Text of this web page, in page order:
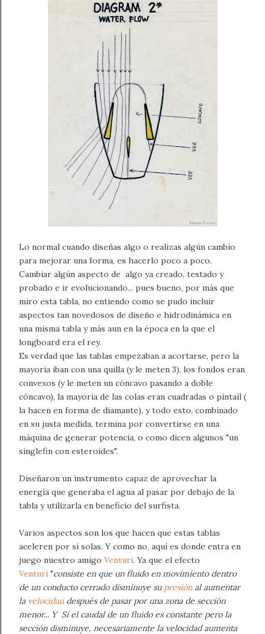
Lo normal cuando diseñas algo o realizas algún cambio
para mejorar una forma, es hacerlo poco a poco.
Cambiar algún aspecto de algo ya creado, testado y
probado e ir evolucionando... pues bueno, por más que
miro esta tabla, no entiendo como se pudo incluir
aspectos tan novedosos de diseño e hidrodinámica en
una misma tabla y más aun en la época en la que el
longboard era el rey.
Es verdad que las tablas empezaban a acortarse, pero la
mayoría iban con una quilla (y le meten 3), los fondos eran
convexos (y le meten un cóncavo pasando a doble
cóncavo), la mayoría de las colas eran cuadradas o pintail (
la hacen en forma de diamante), y todo esto, combinado
en su justa medida, termina por convertirse en una
máquina de generar potencia, o como dicen algunos "un
singlefin con esteroides".
Diseñaron un instrumento capaz de aprovechar la
energía que generaba el agua al pasar por debajo de la
tabla y utilizarla en beneficio del surfista.
Varios aspectos son los que hacen que estas tablas
aceleren por si solas. Y como no, aquí es donde entra en
juego nuestro amigo Venturi. Ya que el efecto
Venturi "consiste en que un fluido en movimiento dentro
de un conducto cerrado disminuye su presión al aumentar
la velocidad después de pasar por una zona de sección
menor... Y Si el caudal de un fluido es constante pero la
sección disminuye, necesariamente la velocidad aumenta